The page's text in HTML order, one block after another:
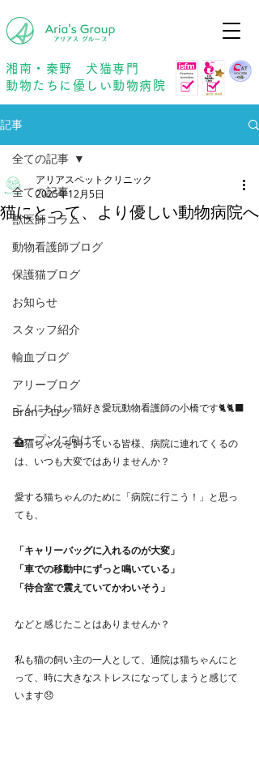
湘南・秦野 犬猫専門
動物たちに優しい動物病院
記事
全ての記事
獣医師コラム
動物看護師ブログ
保護猫ブログ
お知らせ
スタッフ紹介
輸血ブログ
アリーブログ
Branブログ
オープンに向けて
全ての記事
猫にとって、より優しい動物病院へ
アリアスペットクリニック
2025年12月5日
こんにちは、猫好き愛玩動物看護師の小橋です🐈🐈‍⬛
🏥猫ちゃんを飼っている皆様、病院に連れてくるの
は、いつも大変ではありませんか？
愛する猫ちゃんのために「病院に行こう！」と思っ
ても、
「キャリーバッグに入れるのが大変」
「車での移動中にずっと鳴いている」
「待合室で震えていてかわいそう」
などと感じたことはありませんか？
私も猫の飼い主の一人として、通院は猫ちゃんにと
って、時に大きなストレスになってしまうと感じて
います😞